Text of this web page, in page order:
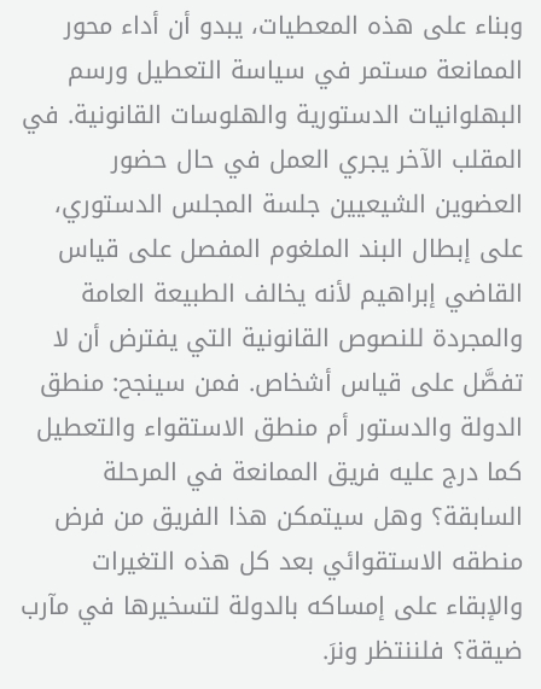
وبناء على هذه المعطيات، يبدو أن أداء محور
الممانعة مستمر في سياسة التعطيل ورسم
البهلوانيات الدستورية والهلوسات القانونية. في
المقلب الآخر يجري العمل في حال حضور
العضوين الشيعيين جلسة المجلس الدستوري،
على إبطال البند الملغوم المفصل على قياس
القاضي إبراهيم لأنه يخالف الطبيعة العامة
والمجردة للنصوص القانونية التي يفترض أن لا
تفصَّل على قياس أشخاص. فمن سينجح: منطق
الدولة والدستور أم منطق الاستقواء والتعطيل
كما درج عليه فريق الممانعة في المرحلة
السابقة؟ وهل سيتمكن هذا الفريق من فرض
منطقه الاستقوائي بعد كل هذه التغيرات
والإبقاء على إمساكه بالدولة لتسخيرها في مآرب
ضيقة؟ فلننتظر ونرَ.